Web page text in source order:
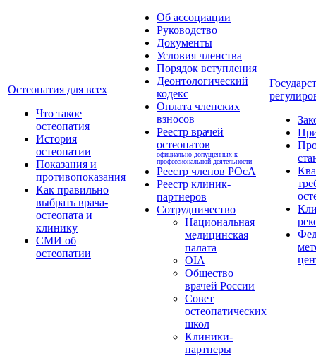
Остеопатия для всех
Что такое
остеопатия
История
остеопатии
Показания и
противопоказания
Как правильно
выбрать врача-
остеопата и
клинику
СМИ об
остеопатии
Об ассоциации
Руководство
Документы
Условия членства
Порядок вступления
Деонтологический
кодекс
Оплата членских
взносов
Реестр врачей
остеопатов
официально допущенных к
профессиональной деятельности
Реестр членов РОсА
Реестр клиник-
партнеров
Сотрудничество
Национальная
медицинская
палата
OIA
Общество
врачей России
Совет
остеопатических
школ
Клиники-
партнеры